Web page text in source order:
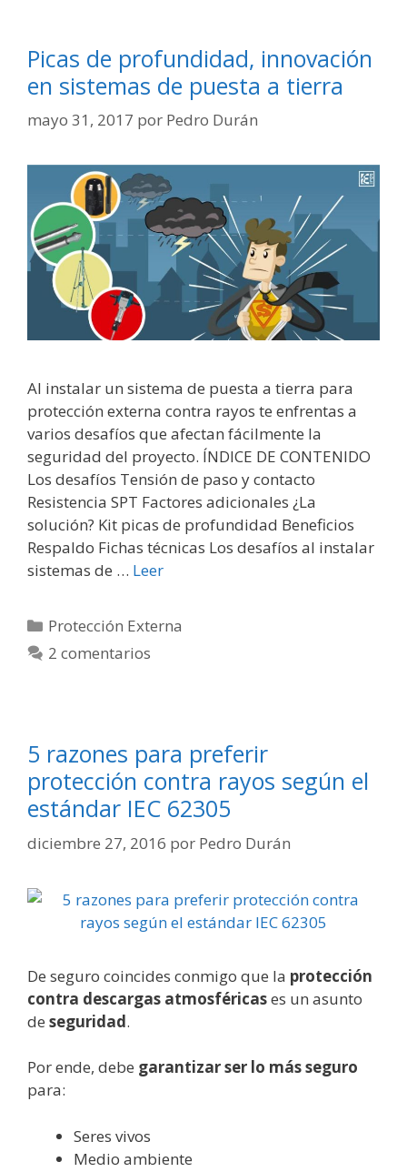
Picas de profundidad, innovación
en sistemas de puesta a tierra
mayo 31, 2017 por Pedro Durán
Al instalar un sistema de puesta a tierra para
protección externa contra rayos te enfrentas a
varios desafíos que afectan fácilmente la
seguridad del proyecto. ÍNDICE DE CONTENIDO
Los desafíos Tensión de paso y contacto
Resistencia SPT Factores adicionales ¿La
solución? Kit picas de profundidad Beneficios
Respaldo Fichas técnicas Los desafíos al instalar
sistemas de … Leer
Categorías
Protección Externa
2 comentarios
5 razones para preferir
protección contra rayos según el
estándar IEC 62305
diciembre 27, 2016 por Pedro Durán
De seguro coincides conmigo que la protección
contra descargas atmosféricases un asunto
de seguridad.
Por ende, debe garantizar ser lo más seguro
para:
Seres vivos
Medio ambiente